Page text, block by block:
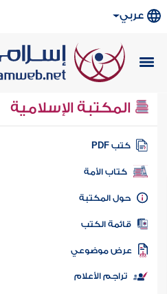
عربي
المكتبة الإسلامية
كتب PDF
كتاب الأمة
المكتبة
الكتب
موضوعي